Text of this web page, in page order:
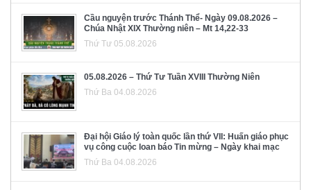
Cầu nguyện trước Thánh Thể- Ngày 09.08.2026 –
Chúa Nhật XIX Thường niên – Mt 14,22-33
Thứ Tư 05.08.2026
05.08.2026 – Thứ Tư Tuần XVIII Thường Niên
Thứ Ba 04.08.2026
Đại hội Giáo lý toàn quốc lần thứ VII: Huấn giáo phục
vụ công cuộc loan báo Tin mừng – Ngày khai mạc
Thứ Ba 04.08.2026